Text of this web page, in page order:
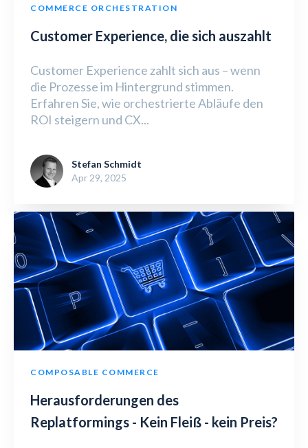
COMMERCE ORCHESTRATION
Customer Experience, die sich auszahlt
Customer Experience zahlt sich aus – wenn
die Prozesse im Hintergrund stimmen.
Erfahren Sie, wie orchestrierte Abläufe den
ROI steigern und CX...
Stefan Schmidt
Apr 29, 2025
COMPOSABLE COMMERCE
Herausforderungen des
Replatformings - Kein Fleiß - kein Preis?